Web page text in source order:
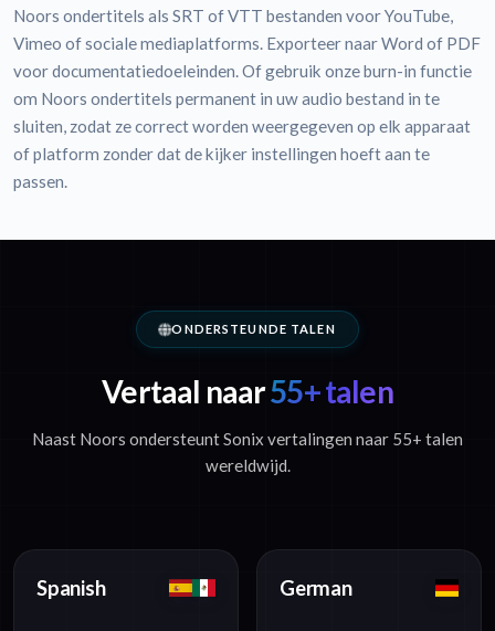
Noors ondertitels als SRT of VTT bestanden voor YouTube,
Vimeo of sociale mediaplatforms. Exporteer naar Word of PDF
voor documentatiedoeleinden. Of gebruik onze burn-in functie
om Noors ondertitels permanent in uw audio bestand in te
sluiten, zodat ze correct worden weergegeven op elk apparaat
of platform zonder dat de kijker instellingen hoeft aan te
passen.
ONDERSTEUNDE TALEN
Vertaal naar55+ talen
Naast Noors ondersteunt Sonix vertalingen naar 55+ talen
wereldwijd.
Spanish German